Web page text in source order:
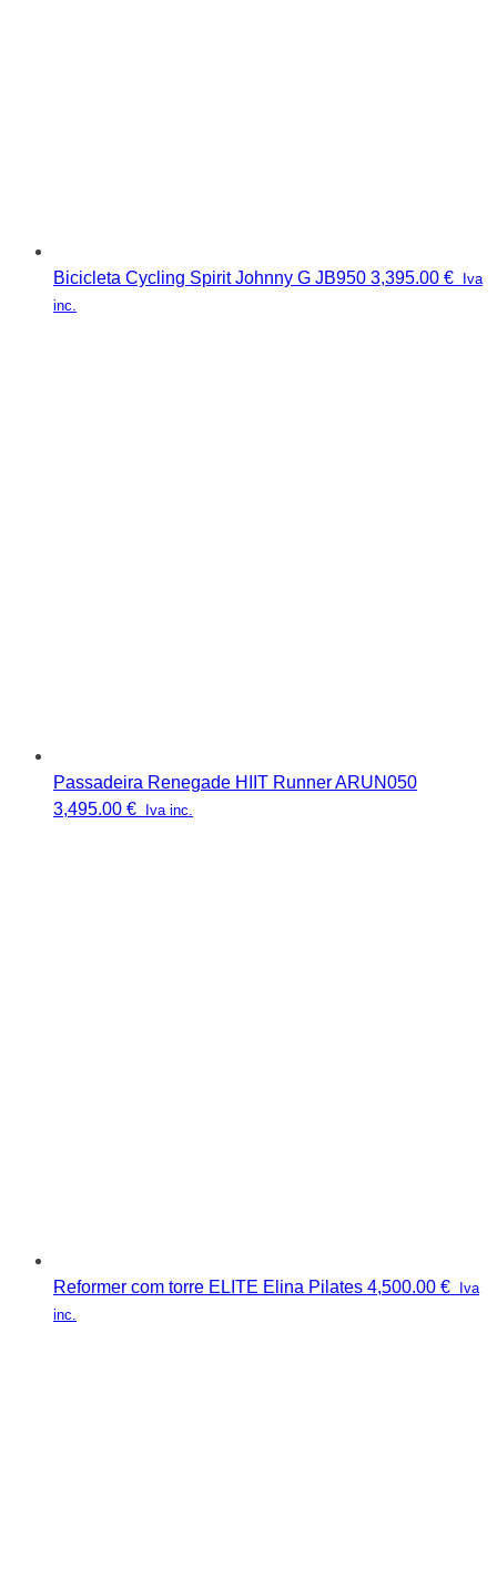
Bicicleta Cycling Spirit Johnny G JB950 3,395.00 €
Iva
inc.
Passadeira Renegade HIIT Runner ARUN050
3,495.00 € Iva inc.
Reformer com torre ELITE Elina Pilates 4,500.00 €
Iva
inc.